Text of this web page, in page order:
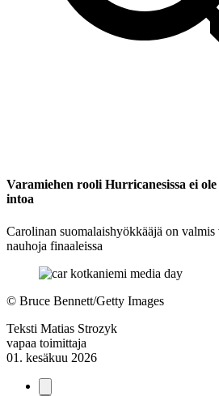
Varamiehen rooli Hurricanesissa ei
intoa
Carolinan suomalaishyökkääjä on
nauhoja finaaleissa
© Bruce Bennett/Getty Images
Teksti Matias Strozyk
vapaa toimittaja
01. kesäkuu 2026